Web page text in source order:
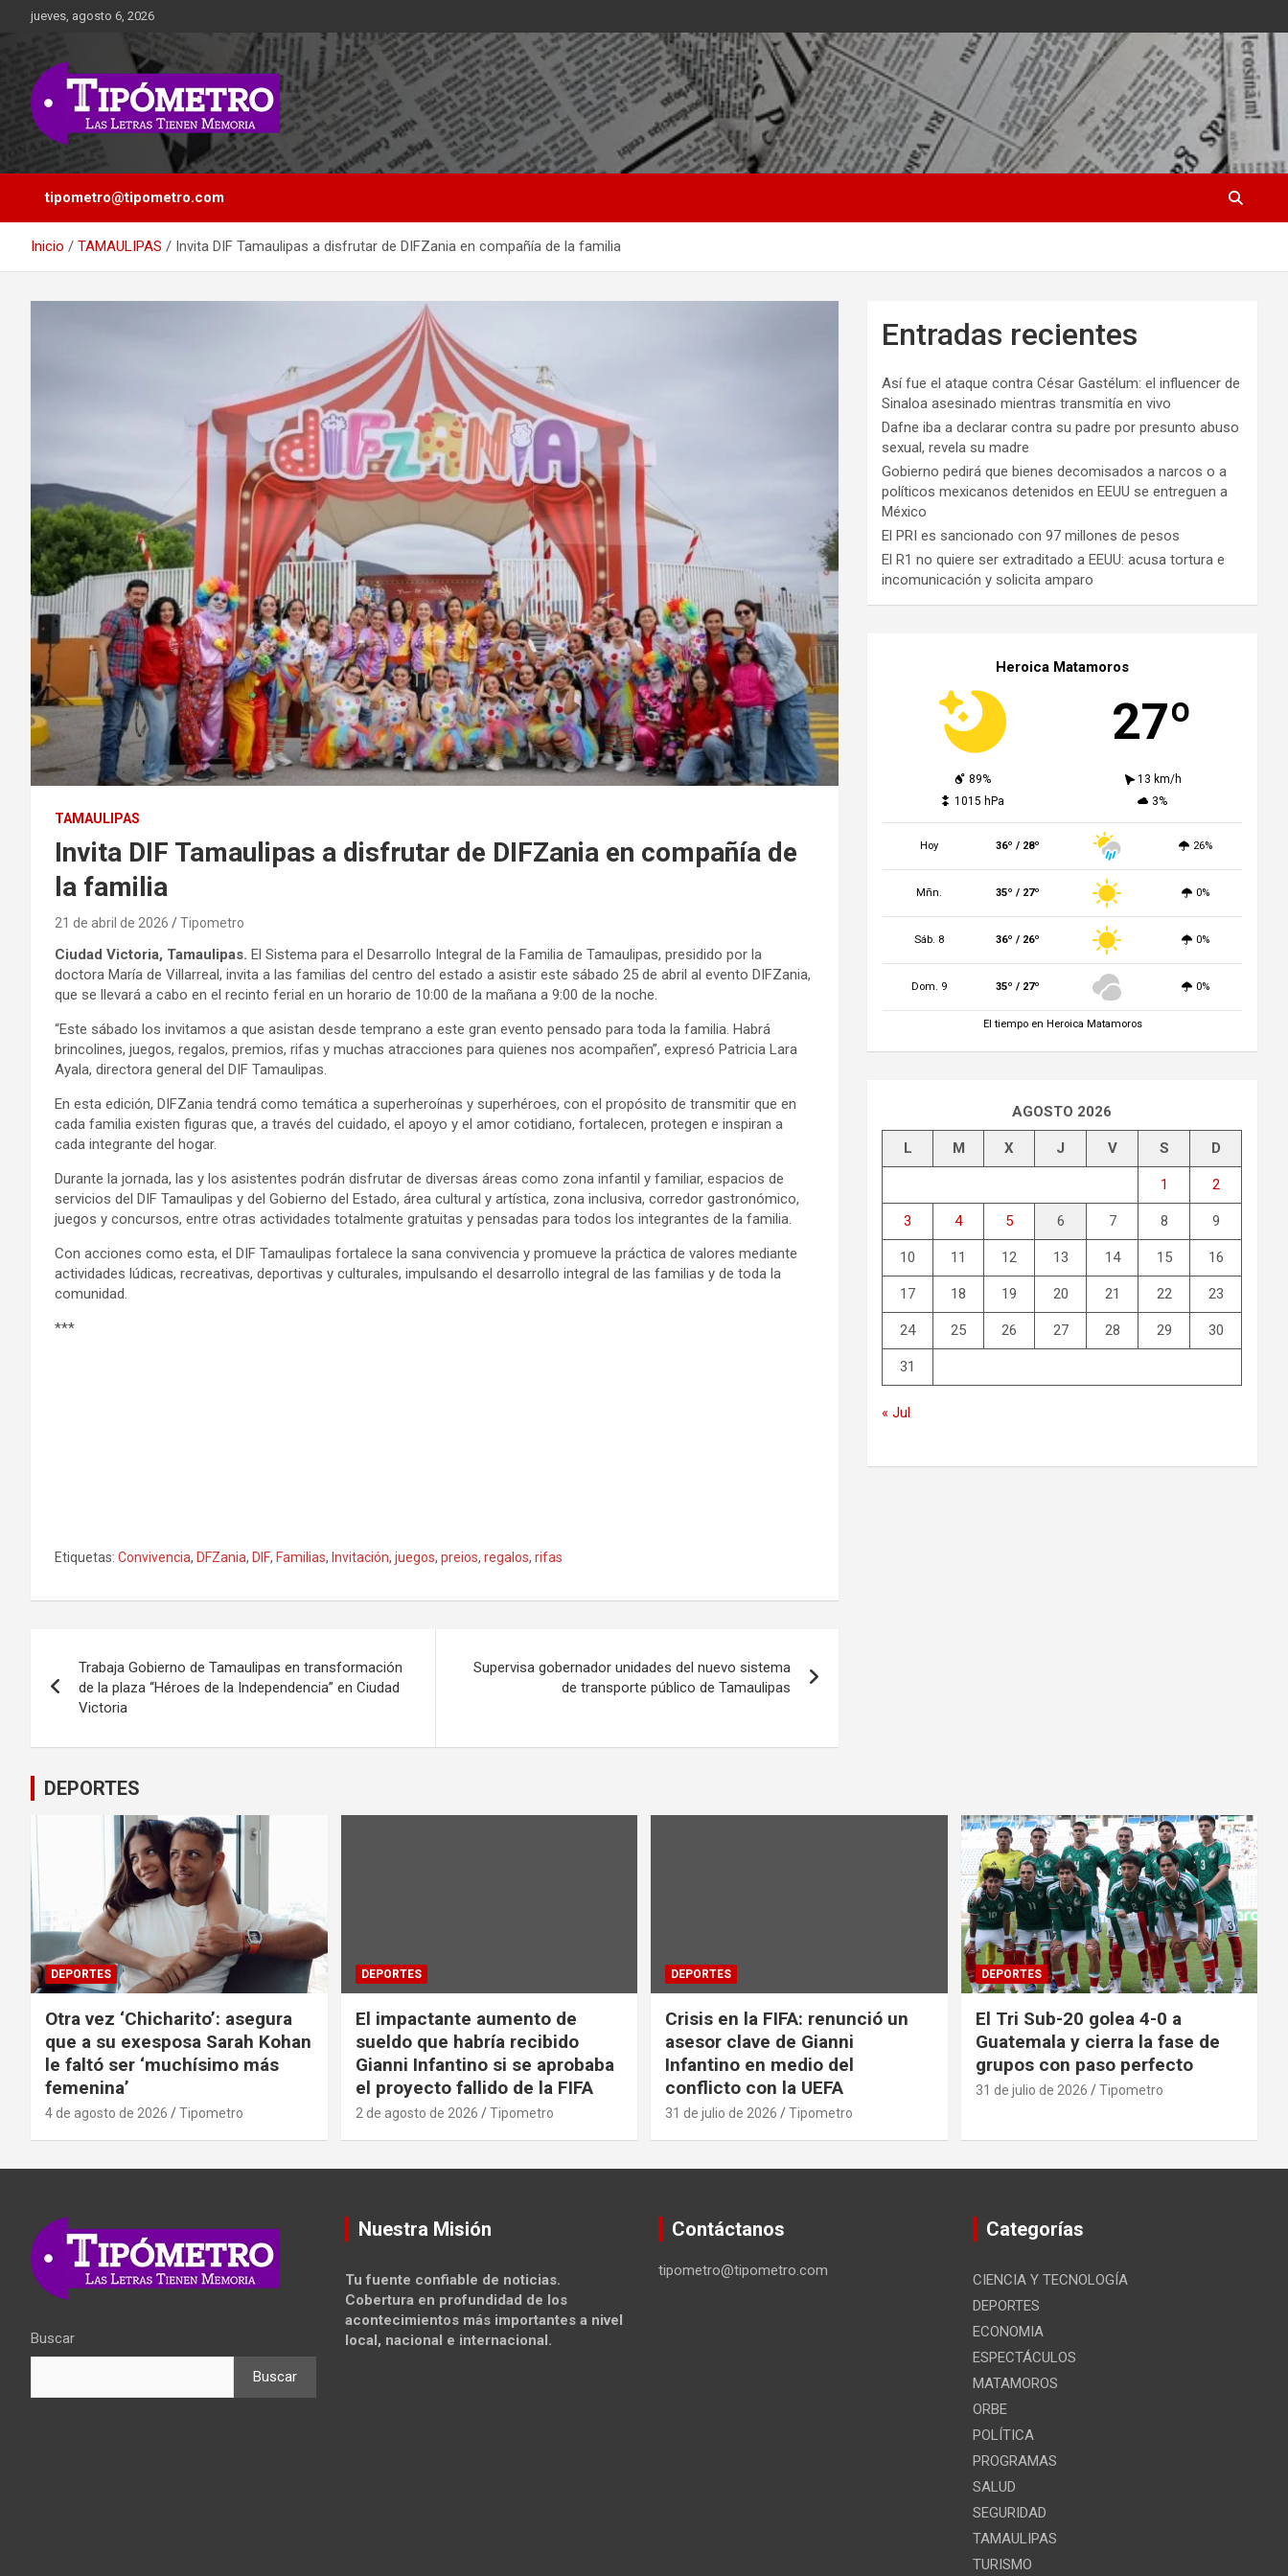
Saltarjueves, agosto 6, 2026
Tipometro
Las Letras Tienen Memoria
tipometro@tipometro.com
Inicio TAMAULIPAS Invita DIF Tamaulipas a disfrutar de DIFZania en compañía de la familia
TAMAULIPAS
Invita DIF Tamaulipas a disfrutar de DIFZania en compañía de
la familia
21 de abril de 2026 Tipometro
Ciudad Victoria, Tamaulipas. El Sistema para el Desarrollo Integral de la Familia de Tamaulipas, presidido por la
doctora María de Villarreal, invita a las familias del centro del estado a asistir este sábado 25 de abril al evento DIFZania,
que se llevará a cabo en el recinto ferial en un horario de 10:00 de la mañana a 9:00 de la noche.
“Este sábado los invitamos a que asistan desde temprano a este gran evento pensado para toda la familia. Habrá
brincolines, juegos, regalos, premios, rifas y muchas atracciones para quienes nos acompañen”, expresó Patricia Lara
Ayala, directora general del DIF Tamaulipas.
En esta edición, DIFZania tendrá como temática a superheroínas y superhéroes, con el propósito de transmitir que en
cada familia existen figuras que, a través del cuidado, el apoyo y el amor cotidiano, fortalecen, protegen e inspiran a
cada integrante del hogar.
Durante la jornada, las y los asistentes podrán disfrutar de diversas áreas como zona infantil y familiar, espacios de
servicios del DIF Tamaulipas y del Gobierno del Estado, área cultural y artística, zona inclusiva, corredor gastronómico,
juegos y concursos, entre otras actividades totalmente gratuitas y pensadas para todos los integrantes de la familia.
Con acciones como esta, el DIF Tamaulipas fortalece la sana convivencia y promueve la práctica de valores mediante
actividades lúdicas, recreativas, deportivas y culturales, impulsando el desarrollo integral de las familias y de toda la
comunidad.
***
Etiquetas: Convivencia, DFZania, DIF, Familias, Invitación, juegos, preios, regalos, rifas
de
Trabaja Gobierno de Tamaulipas en transformación
de la plaza “Héroes de la Independencia” en Ciudad
Victoria
Supervisa gobernador unidades del nuevo sistema
de transporte público de Tamaulipas
Entradas recientes
Así fue el ataque contra César Gastélum: el influencer de
Sinaloa asesinado mientras transmitía en vivo
Dafne iba a declarar contra su padre por presunto abuso
sexual, revela su madre
Gobierno pedirá que bienes decomisados a narcos o a
políticos mexicanos detenidos en EEUU se entreguen a
México
El PRI es sancionado con 97 millones de pesos
El R1 no quiere ser extraditado a EEUU: acusa tortura e
incomunicación y solicita amparo
Heroica Matamoros
27º
89%
13 km/h
1015 hPa
3%
Hoy 36º / 28º 26%
Mñn. 35º / 27º 0%
Sáb. 8 36º / 26º 0%
Dom. 9 35º / 27º 0%
El tiempo en Heroica Matamoros
AGOSTO 2026
L M X J V S D
1 2
3 4 5 6 7 8 9
10 11 12 13 14 15 16
17 18 19 20 21 22 23
24 25 26 27 28 29 30
31
« Jul
DEPORTES
DEPORTES
Otra vez ‘Chicharito’: asegura
que a su exesposa Sarah Kohan
le faltó ser ‘muchísimo más
femenina’
4 de agosto de 2026 Tipometro
DEPORTES
El impactante aumento de
sueldo que habría recibido
Gianni Infantino si se aprobaba
el proyecto fallido de la FIFA
2 de agosto de 2026 Tipometro
DEPORTES
Crisis en la FIFA: renunció un
asesor clave de Gianni
Infantino en medio del
conflicto con la UEFA
31 de julio de 2026 Tipometro
DEPORTES
El Tri Sub-20 golea 4-0 a
Guatemala y cierra la fase de
grupos con paso perfecto
31 de julio de 2026 Tipometro
Buscar
Buscar
Nuestra Misión
Tu fuente confiable de noticias.
Cobertura en profundidad de los
acontecimientos más importantes a nivel
local, nacional e internacional.
Contáctanos
tipometro@tipometro.com
Categorías
CIENCIA Y TECNOLOGÍA
DEPORTES
ECONOMIA
ESPECTÁCULOS
MATAMOROS
ORBE
POLÍTICA
PROGRAMAS
SALUD
SEGURIDAD
TAMAULIPAS
TURISMO